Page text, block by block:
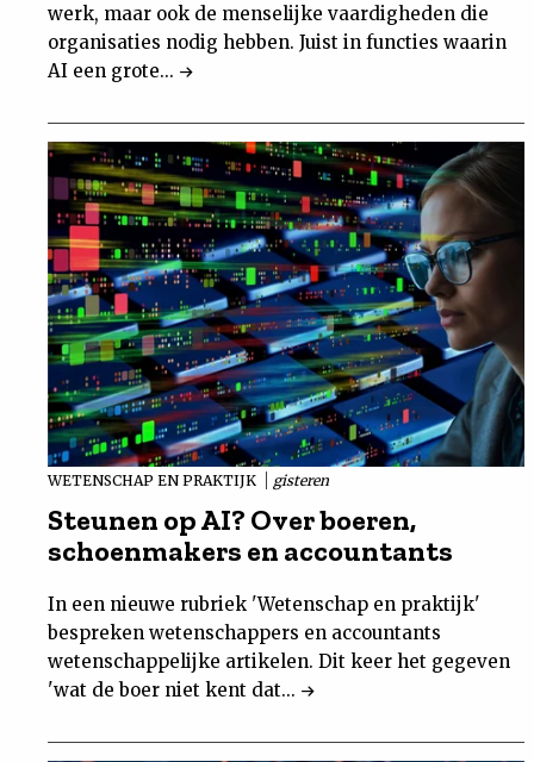
werk, maar ook de menselijke vaardigheden die
organisaties nodig hebben. Juist in functies waarin
AI een grote...
WETENSCHAP EN PRAKTIJK gisteren
Steunen op AI? Over boeren,
schoenmakers en accountants
In een nieuwe rubriek 'Wetenschap en praktijk'
bespreken wetenschappers en accountants
wetenschappelijke artikelen. Dit keer het gegeven
'wat de boer niet kent dat...